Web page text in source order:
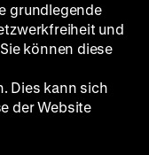
grundlegende
und
können diese
Dies kann sich
der Website